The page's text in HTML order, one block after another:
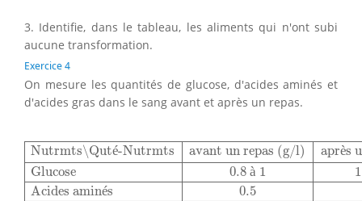
3. Identifie, dans le tableau, les aliments qui n'ont subi
aucune transformation.
Exercice 4
On mesure les quantités de glucose, d'acides aminés et
d'acides gras dans le sang avant et après un repas.
Nutrmts∖Quté-Nutrmts avant un repas (g/l) après
Glucose
0.8 à 1
Acides aminés
0.5
Nutrmts∖Quté-Nutrmtsavant un repas (g/l)après un